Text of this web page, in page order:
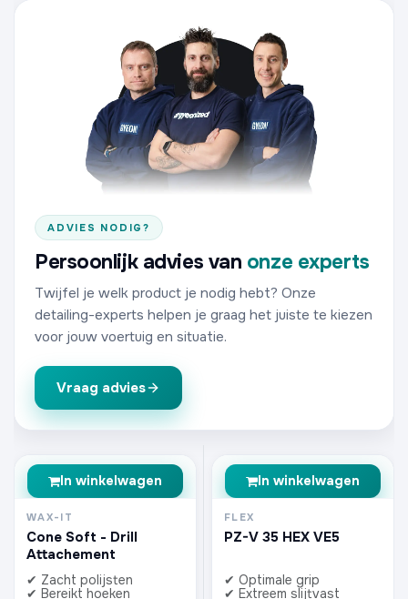
ADVIES NODIG?
Persoonlijk advies van onze experts
Twijfel je welk product je nodig hebt? Onze
detailing-experts helpen je graag het juiste te kiezen
voor jouw voertuig en situatie.
Vraag advies
In winkelwagen
WAX-IT
Cone Soft - Drill
Attachement
✔ Zacht polijsten
✔ Bereikt hoeken
In winkelwagen
FLEX
PZ-V 35 HEX VE5
✔ Optimale grip
✔ Extreem slijtvast